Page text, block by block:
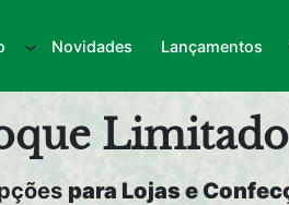
Novidades Lançamentos
Limitado
para Lojas e